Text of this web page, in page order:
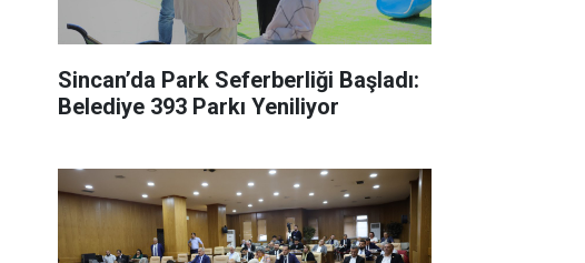
Sincan’da Park Seferberliği Başladı:
Belediye 393 Parkı Yeniliyor